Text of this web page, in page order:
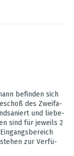
befin­den sich
des Zwei­fa­
und lie­be­
sind für jeweils 2
zur Ver­fü­